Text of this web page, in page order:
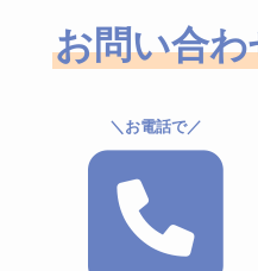
お問い合
＼お電話で／